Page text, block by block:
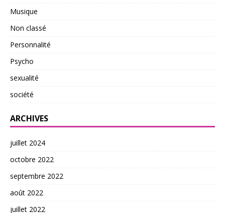
Musique
Non classé
Personnalité
Psycho
sexualité
société
ARCHIVES
juillet 2024
octobre 2022
septembre 2022
août 2022
juillet 2022